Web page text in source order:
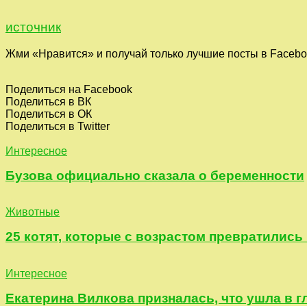
источник
Жми «Нравится» и получай только лучшие посты в
Поделиться на Facebook
Поделиться в ВК
Поделиться в ОК
Поделиться в Twitter
Интересное
Бузова официально сказала о беременности
Животные
25 котят, которые с возрастом
Интересное
Екатерина Вилкова призналась, что ушла в